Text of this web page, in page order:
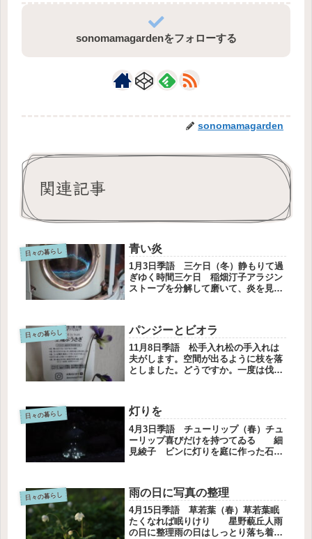
sonomamagardenをフォローする
sonomamagarden
関連記事
日々の暮らし 青い炎
1月3日季語 三ケ日（冬）静もりて過
ぎゆく時間三ケ日 稲畑汀子アラジン
ストーブを分解して磨いて、炎を見る
た。ビートルズがデビューしたころに
造られた本場のストーブだ、と夫は
よ...
日々の暮らし パンジーとビオラ
11月8日季語 松手入れ松の手入れは
夫がします。空間が出るように枝を落
としました。どうですか。一度は伐採
が自己流で選定することにしました。
我が家の迎えの松です。パンジーと
ビ...
日々の暮らし 灯りを
4月3日季語 チューリップ（春）チュ
ーリップ喜びだけを持つてゐる 細
見綾子 ビンに灯りを庭に作った石の
違う場所から移しました。ソーラーパ
ネルで自然に灯りが付きます。省エ
ネ...
日々の暮らし 雨の日に写真の整理
4月15日季語 草若葉（春）草若葉眠
たくなれば眠りけり 星野藐丘人雨
の日に整理雨の日はしっとり落ち着い